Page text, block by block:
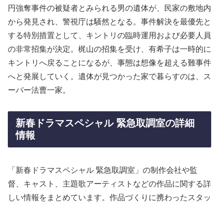
円強奪事件の被疑者とみられる男の遺体が、民家の敷地内
から発見され、警視庁は騒然となる。事件解決を最優先と
する特別措置として、キントリの臨時運用および必要人員
の非常招集が決定。梶山の招集を受け、有希子は一時的に
キントリへ戻ることになるが、事態は想像を超える難事件
へと発展していく。遺体が見つかった家で暮らすのは、ス
ーパー法曹一家。
新春ドラマスペシャル 緊急取調室の詳細
情報
「新春ドラマスペシャル 緊急取調室」の制作会社や監
督、キャスト、主題歌アーティストなどの作品に関する詳
しい情報をまとめています。作品づくりに携わったスタッ